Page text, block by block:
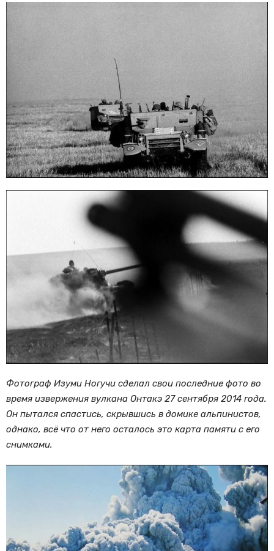
Фотограф Изуми Ногучи сделал свои последние фото во
время извержения вулкана Онтакэ 27 сентября 2014 года.
Он пытался спастись, скрывшись в домике альпинистов,
однако, всё что от него осталось это карта памяти с его
снимками.